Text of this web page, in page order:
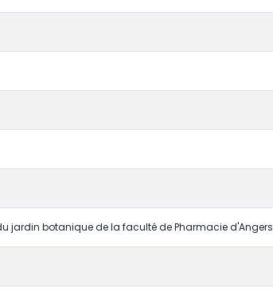
jardin botanique de la faculté de Pharmacie d'Angers